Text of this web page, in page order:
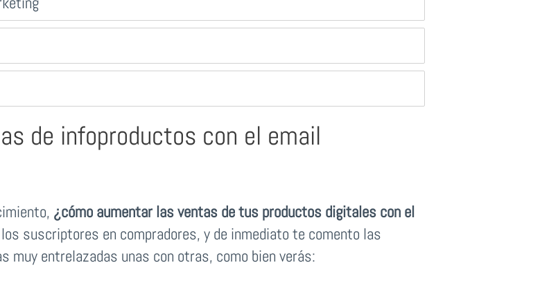
de infoproductos con el email
¿cómo aumentar las ventas de tus productos digitales con el
suscriptores en compradores, y de inmediato te comento las
muy entrelazadas unas con otras, como bien verás: